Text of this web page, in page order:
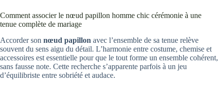
Comment associer le nœud papillon homme chic cérémonie à une
tenue complète de mariage
Accorder son nœud papillon avec l’ensemble de sa tenue relève
souvent du sens aigu du détail. L’harmonie entre costume, chemise et
accessoires est essentielle pour que le tout forme un ensemble cohérent,
sans fausse note. Cette recherche s’apparente parfois à un jeu
d’équilibriste entre sobriété et audace.